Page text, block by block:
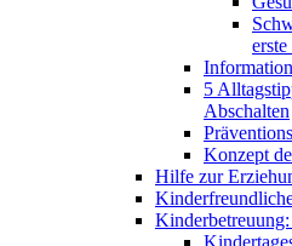
5
Abschalten
Konzept
Hilfe zur